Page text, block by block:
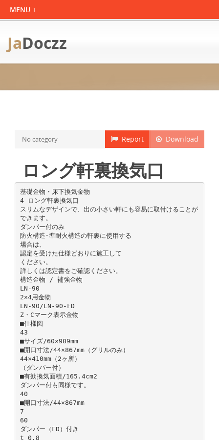
JaDoczz
Download
Report
No category
ロング軒裏換気口
基礎金物・床下換気金物
4 ロング軒裏換気口
スリムなデザインで、出の小さい軒にも容易に取付けることが
できます。
ダンパー付のみ
防火構造･準耐火構造の軒裏に使用する
場合は、
認定を受けた仕様どおりに施工して
ください。
詳しくは認定書をご確認ください。
構造金物 / 補強金物
LN-90
2×4用金物
LN-90/LN-90-FD
Z・Cマーク表示金物
■仕様図
43
■サイズ/60×909mm
■開口寸法/44×867mm（グリルのみ）
44×410mm（2ヶ所）
（ダンパー付）
■有効換気面積/165.4cm2
ダンパー付も同様です。
40
■開口寸法/44×867mm
7
60
ダンパー（FD）付き
t 0.8